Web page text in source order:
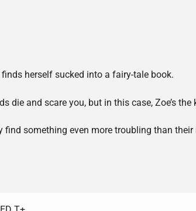
herself sucked into a fairy-tale book.
die and scare you, but in this case, Zoe’s the
something even more troubling than their